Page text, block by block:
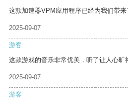
这款加速器VPM应用程序已经为我们带来
2025-09-07
游客
这款游戏的音乐非常优美，听了让人心旷
2025-09-07
游客